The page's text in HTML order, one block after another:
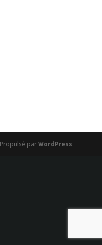
parWordPress